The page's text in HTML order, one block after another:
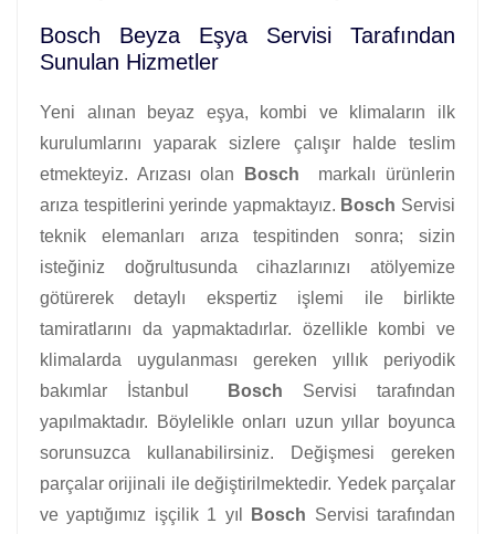
Bosch Beyza Eşya Servisi Tarafından
Sunulan Hizmetler
Yeni alınan beyaz eşya, kombi ve klimaların ilk
kurulumlarını yaparak sizlere çalışır halde teslim
etmekteyiz. Arızası olan
Bosch markalı ürünlerin
arıza tespitlerini yerinde yapmaktayız. Bosch Servisi
teknik elemanları arıza tespitinden sonra; sizin
isteğiniz doğrultusunda cihazlarınızı atölyemize
götürerek detaylı ekspertiz işlemi ile birlikte
tamiratlarını da yapmaktadırlar. özellikle kombi ve
klimalarda uygulanması gereken yıllık periyodik
bakımlar İstanbul
Bosch Servisi tarafından
yapılmaktadır. Böylelikle onları uzun yıllar boyunca
sorunsuzca kullanabilirsiniz. Değişmesi gereken
parçalar orijinali ile değiştirilmektedir. Yedek parçalar
ve yaptığımız işçilik 1 yıl
Bosch Servisi tarafından